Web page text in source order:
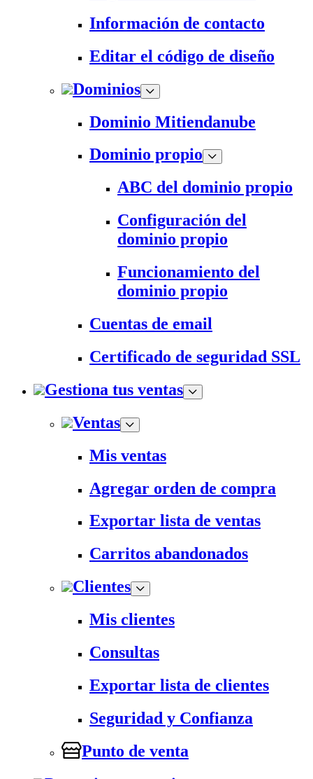
Información de contacto
Editar el código de diseño
Dominios
Dominio Mitiendanube
Dominio propio
ABC del dominio propio
Configuración del
dominio propio
Funcionamiento del
dominio propio
Cuentas de email
Certificado de seguridad SSL
Gestiona tus ventas
Ventas
Mis ventas
Agregar orden de compra
Exportar lista de ventas
Carritos abandonados
Clientes
Mis clientes
Consultas
Exportar lista de clientes
Seguridad y Confianza
Punto de venta